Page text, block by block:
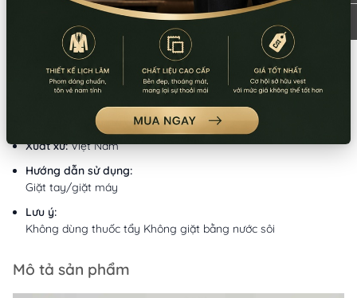
9:00 - 18:00 (Thứ 2 - Chủ nhật)
áo dài cờ đỏ sao vàng
Thông tin sản phẩm
Chiffon/Phi bóng
Xuất xứ:Việt Nam
Hướng dẫn sử dụng:
Giặt tay/giặt máy
Lưu ý:
Không dùng thuốc tẩy Không giặt bằng nước sôi
Mô tả sản phẩm